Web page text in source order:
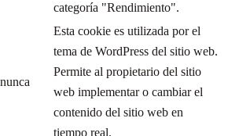
categoría "Rendimiento".
nunca
Esta cookie es utilizada por el
tema de WordPress del sitio web.
Permite al propietario del sitio
web implementar o cambiar el
contenido del sitio web en
tiempo real.